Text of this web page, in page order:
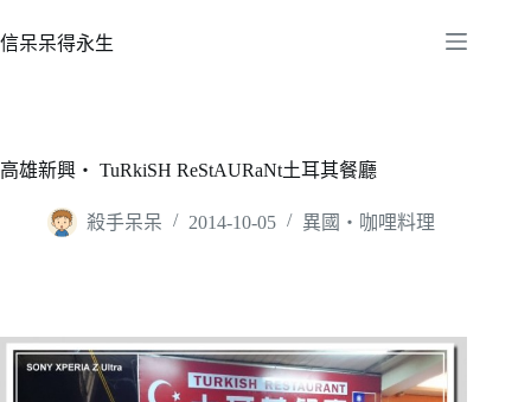
至
容
信呆呆得永生
高雄新興‧ TuRkiSH ReStAURaNt土耳其餐廳
殺手呆呆 2014-10-05 異國‧咖哩料理